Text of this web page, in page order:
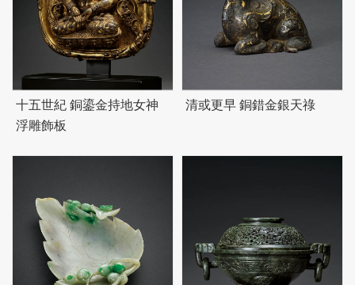
十五世紀 銅鎏金持地女神
浮雕飾板
清或更早 銅錯金銀天祿